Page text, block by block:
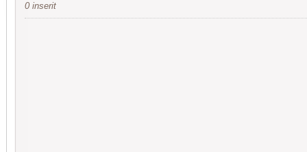
0 inserit